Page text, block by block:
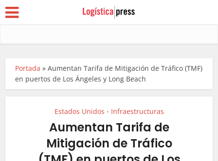
Portada »Aumentan Tarifa de Mitigación de Tráfico (TMF)
en puertos de Los Ángeles y Long Beach
Estados Unidos • Infraestructuras
Aumentan Tarifa de
Mitigación de Tráfico